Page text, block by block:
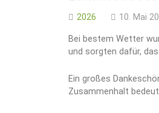
2026 10. Mai
Bei bestem Wetter
und sorgten dafür,
Ein großes
Zusammenhalt